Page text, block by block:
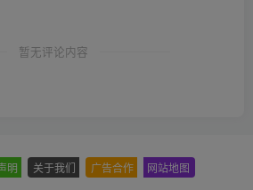
暂无评论内容
明 关于我们 广告合作 网站地图